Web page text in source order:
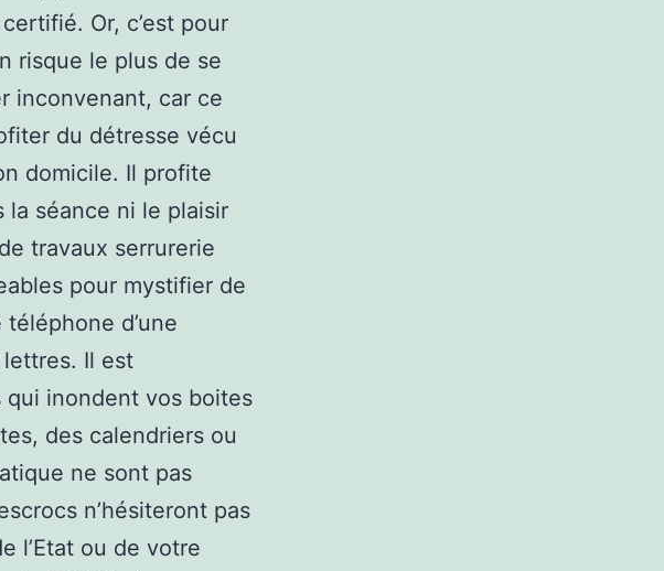
Or, c’est pour
risque le plus de se
inconvenant, car ce
du détresse vécu
domicile. Il profite
la séance ni le plaisir
travaux serrurerie
pour mystifier de
d’une
Il est
inondent vos boites
des calendriers ou
ne sont pas
n’hésiteront pas
l’Etat ou de votre